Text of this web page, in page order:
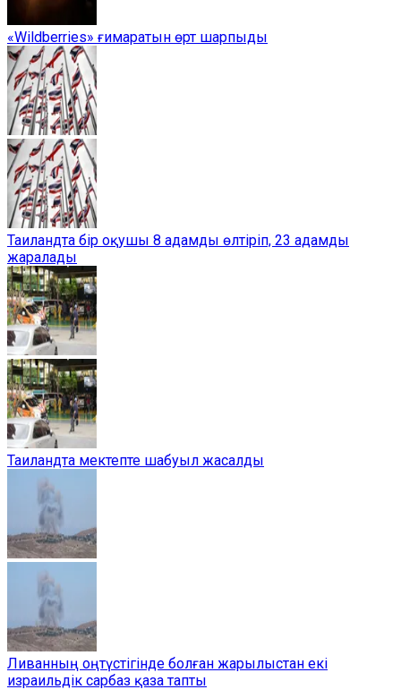
«Wildberries» ғимаратын өрт шарпыды
Таиландта бір оқушы 8 адамды өлтіріп, 23 адамды
жаралады
Таиландта мектепте шабуыл жасалды
Ливанның оңтүстігінде болған жарылыстан екі
израильдік сарбаз қаза тапты